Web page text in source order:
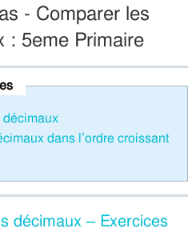
- Comparer les
: 5eme Primaire
dans l’ordre croissant
décimaux – Exercices